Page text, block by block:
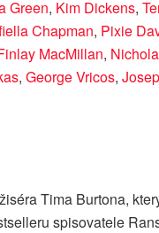
Green, Kim Dickens,
Chapman, Pixie
MacMillan,
, George Vricos,
Tima Burtona,
spisovatele